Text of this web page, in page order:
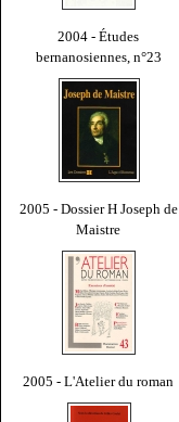
2004 - Études
bernanosiennes, n°23
2005 - Dossier H Joseph de
Maistre
2005 - L'Atelier du roman